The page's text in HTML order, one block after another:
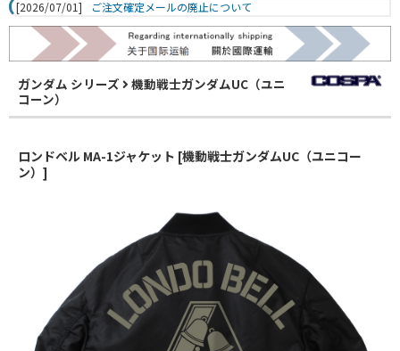
[2026/07/01]
ご注文確定メールの廃止について
ガンダム シリーズ
機動戦士ガンダムUC（ユニ
コーン）
ロンドベル MA-1ジャケット [機動戦士ガンダムUC（ユニコー
ン）]